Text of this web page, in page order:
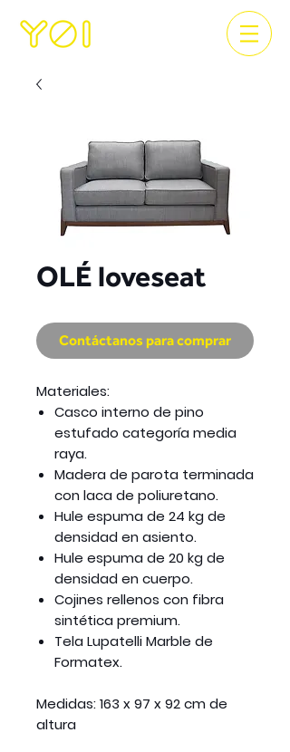
OLÉ loveseat
Contáctanos para comprar
Materiales:
Casco interno de pino
estufado categoría media
raya.
Madera de parota terminada
con laca de poliuretano.
Hule espuma de 24 kg de
densidad en asiento.
Hule espuma de 20 kg de
densidad en cuerpo.
Cojines rellenos con fibra
sintética premium.
Tela Lupatelli Marble de
Formatex.
Medidas: 163 x 97 x 92 cm de
altura